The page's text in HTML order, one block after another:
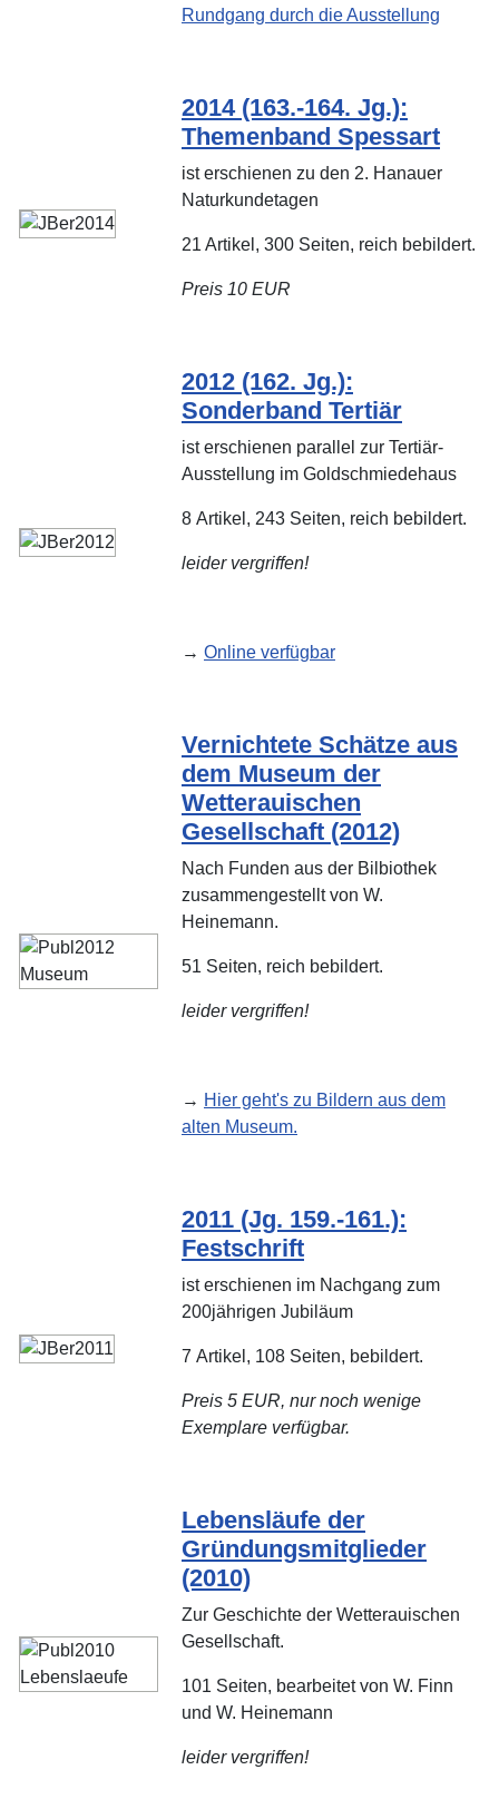
Rundgang durch die Ausstellung
2014 (163.-164. Jg.):
Themenband Spessart
ist erschienen zu den 2. Hanauer
Naturkundetagen
21 Artikel, 300 Seiten, reich bebildert.
Preis 10 EUR
2012 (162. Jg.):
Sonderband Tertiär
ist erschienen parallel zur Tertiär-
Ausstellung im Goldschmiedehaus
8 Artikel, 243 Seiten, reich bebildert.
leider vergriffen!
→ Online verfügbar
Vernichtete Schätze aus
dem Museum der
Wetterauischen
Gesellschaft (2012)
Nach Funden aus der Bilbiothek
zusammengestellt von W.
Heinemann.
51 Seiten, reich bebildert.
leider vergriffen!
→ Hier geht's zu Bildern aus dem
alten Museum.
2011 (Jg. 159.-161.):
Festschrift
ist erschienen im Nachgang zum
200jährigen Jubiläum
7 Artikel, 108 Seiten, bebildert.
Preis 5 EUR, nur noch wenige
Exemplare verfügbar.
Lebensläufe der
Gründungsmitglieder
(2010)
Zur Geschichte der Wetterauischen
Gesellschaft.
101 Seiten, bearbeitet von W. Finn
und W. Heinemann
leider vergriffen!